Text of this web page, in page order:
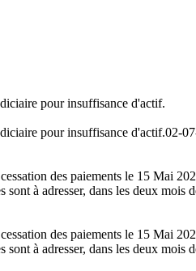
pour insuffisance d'actif.
pour insuffisance d'actif.02-
des paiements le 15 Mai
à adresser, dans les deux
des paiements le 15 Mai
à adresser, dans les deux